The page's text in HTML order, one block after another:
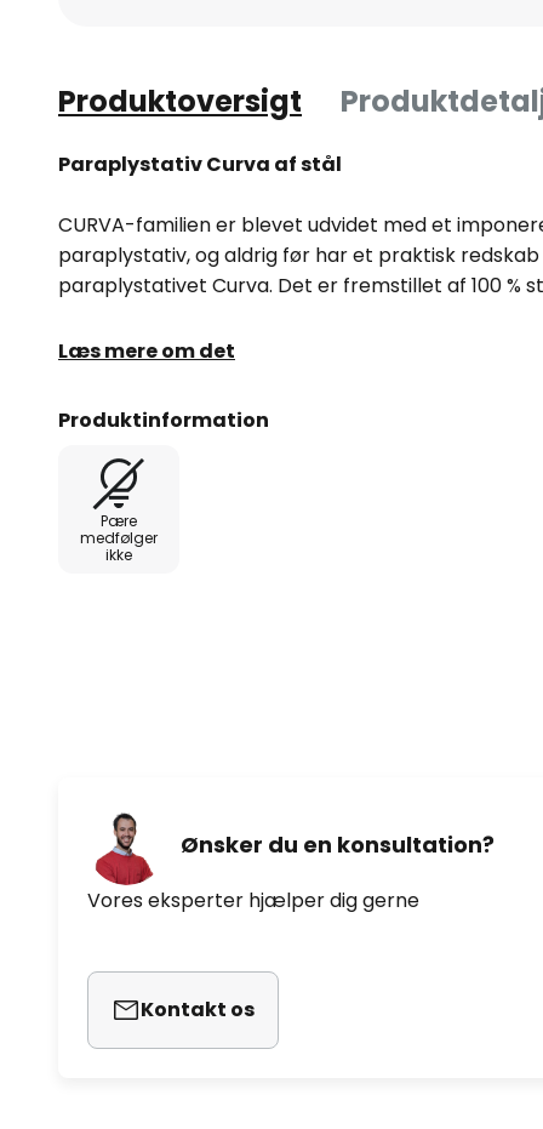
Produktoversigt
Paraplystativ Curva af stål
CURVA-familien er blevet udvidet med et
paraplystativ, og aldrig før har et praktisk
paraplystativet Curva. Det er fremstillet af 100 %
Curva er et designobjekt af en helt særlig art. Det
kan dryppe af takket være holderens særlige form.
Produktinformation: Fremstillet af 100 % stål.
Plejeinstruktioner: For at fjerne snavs og støv skal
varmt vand og et mildt rengøringsmiddel. Tør
Læs mere om det
Produktinformation
Pære
medfølger
ikke
Ønsker du en konsultation?
Vores eksperter hjælper dig gerne
Kontakt os